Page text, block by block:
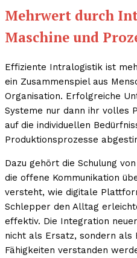
Mehrwert durch
Maschine und
Effiziente Intralogistik ist
ein Zusammenspiel aus
Organisation. Erfolgreiche
Systeme nur dann ihr volles
auf die individuellen
Produktionsprozesse
Dazu gehört die Schulung
die offene Kommunikation
versteht, wie digitale
Schlepper den Alltag
effektiv. Die Integration
nicht als Ersatz, sondern als
Fähigkeiten verstanden